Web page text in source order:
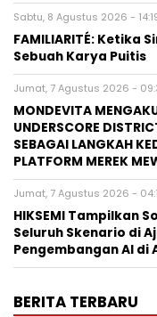
Sabtu, 8 Agustus 2026 -
FAMILIARITÉ: Ketika
Sebuah Karya Puitis
Jumat, 7 Agustus 2026 -
MONDEVITA
UNDERSCORE
SEBAGAI LANGKAH
PLATFORM MEREK
Jumat, 7 Agustus 2026 -
HIKSEMI Tampilkan
Seluruh Skenario di
Pengembangan AI di
BERITA TERBARU